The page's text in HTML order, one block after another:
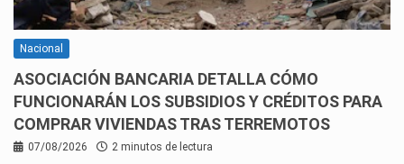
Nacional
ASOCIACIÓN BANCARIA DETALLA CÓMO
FUNCIONARÁN LOS SUBSIDIOS Y CRÉDITOS PARA
COMPRAR VIVIENDAS TRAS TERREMOTOS
07/08/2026 2 minutos de lectura